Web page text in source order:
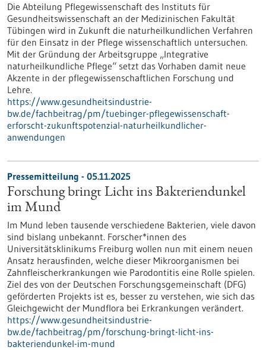
Die Abteilung Pflegewissenschaft des Instituts für
Gesundheitswissenschaft an der Medizinischen Fakultät
Tübingen wird in Zukunft die naturheilkundlichen Verfahren
für den Einsatz in der Pflege wissenschaftlich untersuchen.
Mit der Gründung der Arbeitsgruppe „Integrative
naturheilkundliche Pflege“ setzt das Vorhaben damit neue
Akzente in der pflegewissenschaftlichen Forschung und
Lehre.
https://www.gesundheitsindustrie-
bw.de/fachbeitrag/pm/tuebinger-pflegewissenschaft-
erforscht-zukunftspotenzial-naturheilkundlicher-
anwendungen
Pressemitteilung - 05.11.2025
Forschung bringt Licht ins Bakteriendunkel
im Mund
Im Mund leben tausende verschiedene Bakterien, viele davon
sind bislang unbekannt. Forscher*innen des
Universitätsklinikums Freiburg wollen nun mit einem neuen
Ansatz herausfinden, welche dieser Mikroorganismen bei
Zahnfleischerkrankungen wie Parodontitis eine Rolle spielen.
Ziel des von der Deutschen Forschungsgemeinschaft (DFG)
geförderten Projekts ist es, besser zu verstehen, wie sich das
Gleichgewicht der Mundflora bei Erkrankungen verändert.
https://www.gesundheitsindustrie-
bw.de/fachbeitrag/pm/forschung-bringt-licht-ins-
bakteriendunkel-im-mund